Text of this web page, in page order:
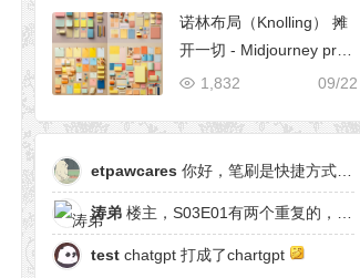
诺林布局（Knolling） 摊
开一切 - Midjourney pro
mpt
09/22
1,832
etpawcares 你好，笔刷是快捷方式，有原笔刷么
涛弟 楼主，S03E01有两个重复的，另一个是粒子形态
test chatgpt 打成了chartgpt